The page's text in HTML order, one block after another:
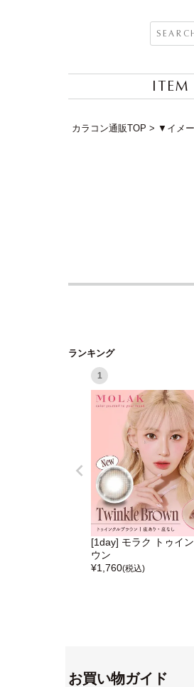
ITEM
カラコン通販TOP ▼イメ
ランキング
1
[1day] モラク トゥイ
ウン
¥1,760(税込)
お買い物ガイド